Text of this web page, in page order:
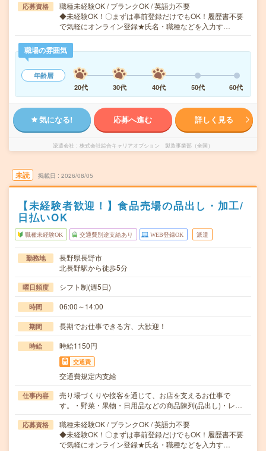
応募資格
職種未経験OK / ブランクOK / 英語力不要
◆未経験OK！〇まずは事前登録だけでもOK！履歴書不要
で気軽にオンライン登録★氏名・職種などを入力す…
職場の雰囲気
年齢層
20代
30代 40代 50代 60代
気になる! 応募へ進む 詳しく見る
派遣会社 株式会社綜合キャリアオプション 製造事業部（全国）
未読 掲載日 2026/08/05
【未経験者歓迎！】食品売場の品出し・加工/
日払いOK
職種未経験OK 交通費別途支給あり WEB登録OK 派遣
勤務地
長野県長野市
北長野駅から徒歩5分
曜日頻度 シフト制(週5日)
時間 06:00～14:00
期間 長期でお仕事できる方、大歓迎！
時給 時給1150円
交通費
交通費規定内支給
仕事内容
売り場づくりや接客を通じて、お店を支えるお仕事で
す。・野菜・果物・日用品などの商品陳列(品出し)・レ…
応募資格
職種未経験OK / ブランクOK / 英語力不要
◆未経験OK！〇まずは事前登録だけでもOK！履歴書不要
で気軽にオンライン登録★氏名・職種などを入力す…